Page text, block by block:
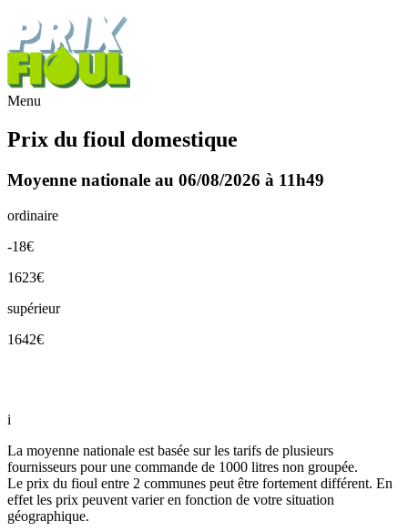
Menu
Prix du fioul domestique
Moyenne nationale au 06/08/2026 à 11h49
ordinaire
-18€
1623€
supérieur
1642€
i
La moyenne nationale est basée sur les tarifs de plusieurs
fournisseurs pour une commande de 1000 litres non groupée.
Le prix du fioul entre 2 communes peut être fortement différent. En
effet les prix peuvent varier en fonction de votre situation
géographique.